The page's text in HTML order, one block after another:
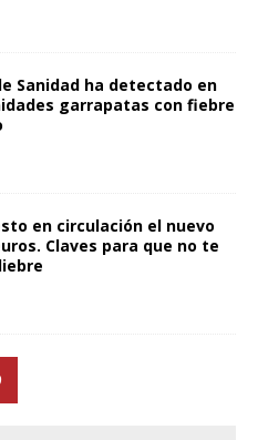
Sanidad ha detectado en
garrapatas con fiebre
en circulación el nuevo
Claves para que no te